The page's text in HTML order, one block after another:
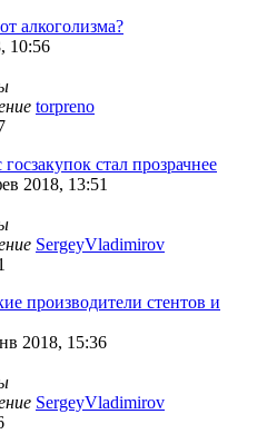
алкоголизма?
10:56
torpreno
стал прозрачнее
2018, 13:51
SergeyVladimirov
производители стентов и
2018, 15:36
SergeyVladimirov